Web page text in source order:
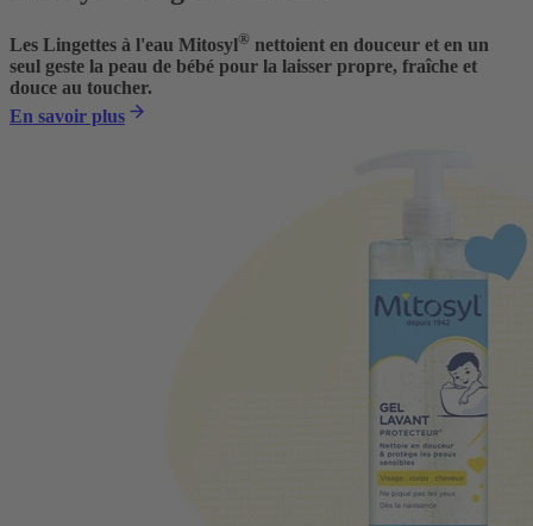
Les Lingettes à l'eau Mitosyl® nettoient en douceur et en un
seul geste la peau de bébé pour la laisser propre, fraîche et
douce au toucher.
En savoir plus